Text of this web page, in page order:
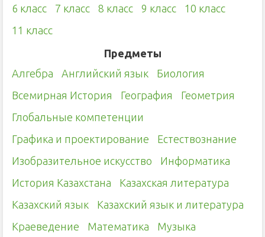
6 класс
7 класс 8 класс 9 класс
10 класс
11 класс
Предметы
Алгебра
Английский язык
Биология
Всемирная История
География
Геометрия
Глобальные компетенции
Графика и проектирование
Естествознание
Изобразительное искусство
Информатика
История Казахстана
Казахская литература
Казахский язык
Казахский язык и литература
Краеведение
Математика
Музыка